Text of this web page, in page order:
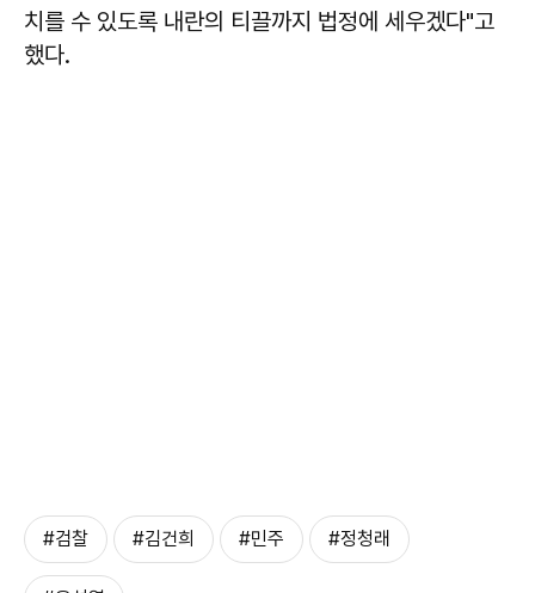
치를 수 있도록 내란의 티끌까지 법정에 세우겠다"고
했다.
#검찰 #김건희 #민주 #정청래